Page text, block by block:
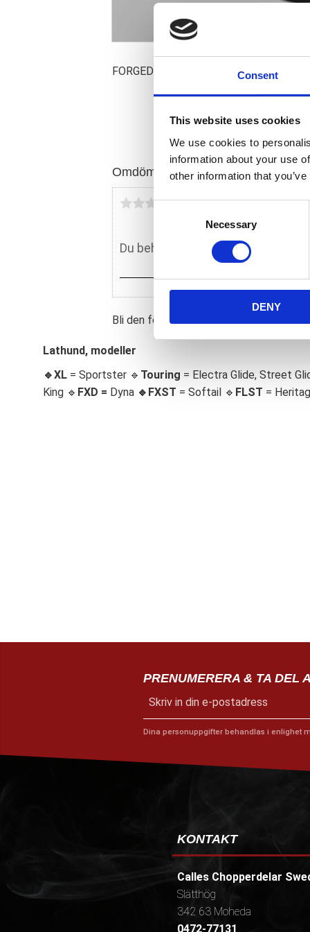
Consent
This website uses cookies
We use cookies to
information about your use
other information that
C
S
e
e
c
Necessary
DENY
FORGED; BLACK OPS; FRONT
Omdömen
Du
Bli den första att lämna ett omdöme.
Lathund, modeller
🔹XL = Sportster 🔹 Touring = Electra Glide, Street
King 🔹 FXD = Dyna 🔹 FXST = Softail 🔹 FLST =
PRENUMERERA & TA DEL
Dina personuppgifter behandlas i enlighet
KONTAKT
Calles Chopperdelar
Slätthög
342 63 Moheda
0472-77131